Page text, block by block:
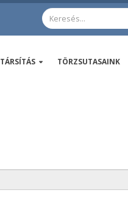
TÁRSÍTÁS TÖRZSUTASAINK